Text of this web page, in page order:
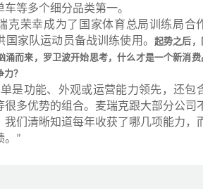
等多个细分品类第一。
克荣幸成为了国家体育总局训练局合
家队运动员备战训练使用。 起势之后，
涌而来，罗卫波开始思考，什么才是一个新消费
？
是功能、外观或运营能力领先，还包
很多优势的组合。麦瑞克跟大部分公司
我们清晰知道每年收获了哪几项能力，
”